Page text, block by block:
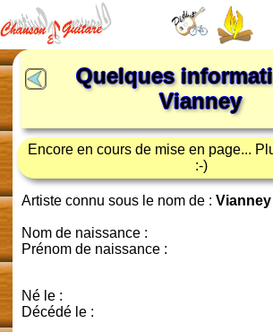
Quelques
Vianney
Encore en cours de mise en page...
:-)
Artiste connu sous le nom de : Vianney
Nom de naissance :
Prénom de naissance :
Né le :
Décédé le :